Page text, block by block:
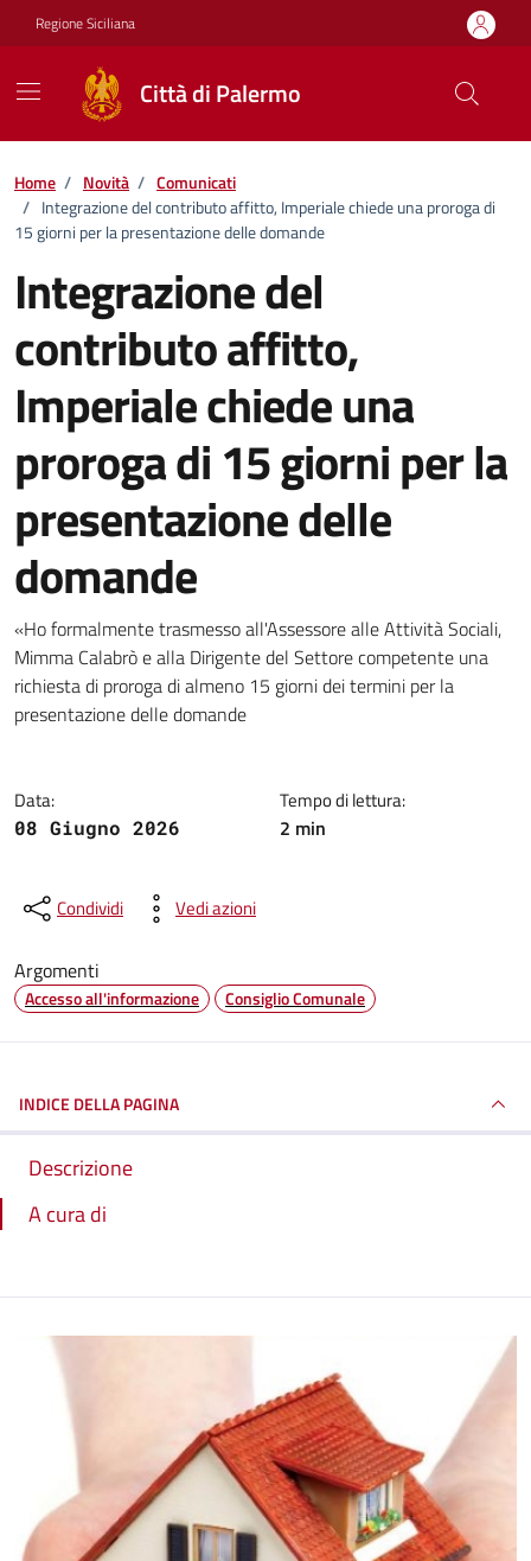
Vai ai contenuti
Vai al footer
Regione Siciliana
Città di Palermo
Home / Novità / Comunicati
/ Integrazione del contributo affitto, Imperiale chiede una proroga di
15 giorni per la presentazione delle domande
Integrazione del
contributo affitto,
Imperiale chiede una
proroga di 15 giorni per la
presentazione delle
domande
Dettagli della notizia
«Ho formalmente trasmesso all'Assessore alle Attività Sociali,
Mimma Calabrò e alla Dirigente del Settore competente una
richiesta di proroga di almeno 15 giorni dei termini per la
presentazione delle domande
Data:
08 Giugno 2026
Tempo di lettura:
2 min
Condividi Vedi azioni
Argomenti
Accesso all'informazione Consiglio Comunale
INDICE DELLA PAGINA
Descrizione
A cura di